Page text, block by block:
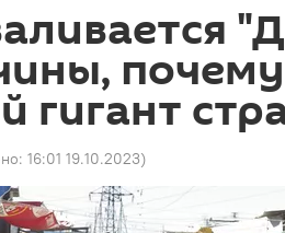
почему
гигант
16:01 19.10.2023)